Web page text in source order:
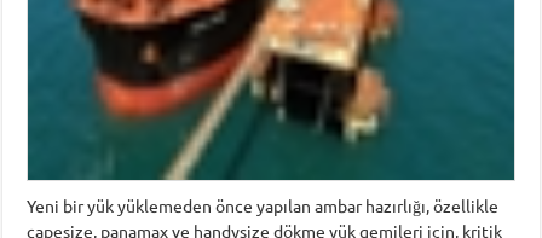
Yeni bir yük yüklemeden önce yapılan ambar hazırlığı, özellikle
capesize, panamax ve handysize dökme yük gemileri için, kritik